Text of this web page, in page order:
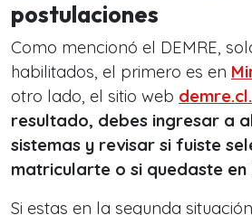
postulaciones
Como mencionó el DEMRE,
habilitados, el primero es en
otro lado, el sitio web demre.cl.
resultado, debes ingresar a
sistemas y revisar si fuiste
matricularte o si quedaste
Si estas en la segunda